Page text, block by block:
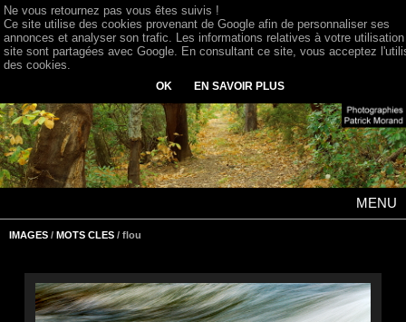
MENU
IMAGES / MOTS CLES / flou
Ne vous retournez pas vous êtes suivis !
Ce site utilise des cookies provenant de Google afin de personnaliser ses
annonces et analyser son trafic. Les informations relatives à votre
site sont partagées avec Google. En consultant ce site, vous acceptez
des cookies.
OK EN SAVOIR PLUS